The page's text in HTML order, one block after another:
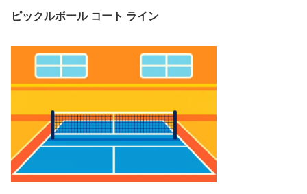
ピックルボール コート ライン